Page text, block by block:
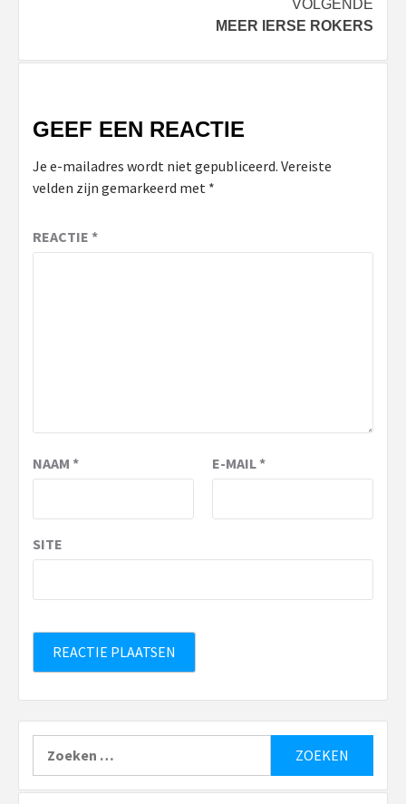
VOLGENDE
MEER IERSE ROKERS
GEEF EEN REACTIE
Je e-mailadres wordt niet gepubliceerd. Vereiste
velden zijn gemarkeerd met *
REACTIE *
NAAM * E-MAIL*
SITE
naar: